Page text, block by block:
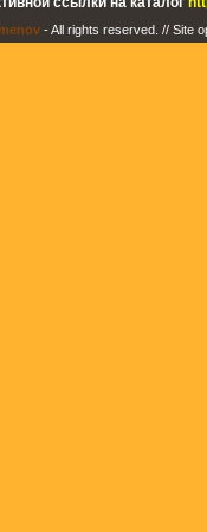
- All rights reserved. // Site